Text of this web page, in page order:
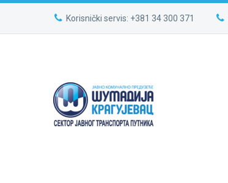
Korisnički servis: +381 34 300 371